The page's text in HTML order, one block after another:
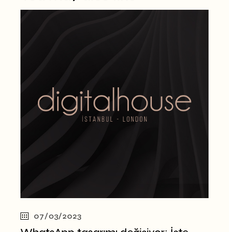
07/03/2023